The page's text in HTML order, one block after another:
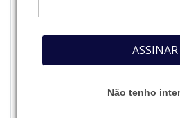
ASSINAR
Não tenho